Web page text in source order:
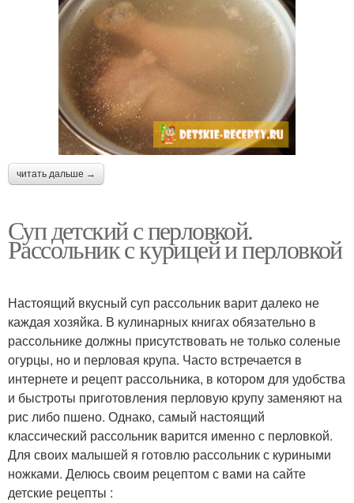
читать дальше →
Суп детский с перловкой.
Рассольник с курицей и перловкой
Настоящий вкусный суп рассольник варит далеко не
каждая хозяйка. В кулинарных книгах обязательно в
рассольнике должны присутствовать не только соленые
огурцы, но и перловая крупа. Часто встречается в
интернете и рецепт рассольника, в котором для удобства
и быстроты приготовления перловую крупу заменяют на
рис либо пшено. Однако, самый настоящий
классический рассольник варится именно с перловкой.
Для своих малышей я готовлю рассольник с куриными
ножками. Делюсь своим рецептом с вами на сайте
детские рецепты :